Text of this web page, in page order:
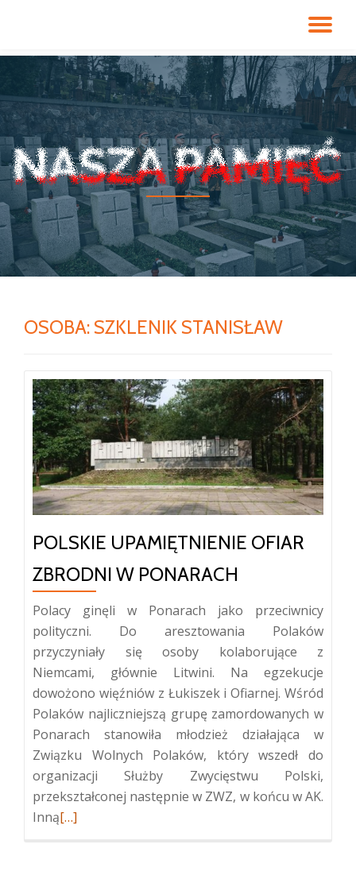
do
OSOBA: SZKLENIK STANISŁAW
POLSKIE UPAMIĘTNIENIE OFIAR
ZBRODNI W PONARACH
Polacy ginęli w Ponarach jako przeciwnicy
polityczni. Do aresztowania Polaków
przyczyniały się osoby kolaborujące z
Niemcami, głównie Litwini. Na egzekucje
dowożono więźniów z Łukiszek i Ofiarnej. Wśród
Polaków najliczniejszą grupę zamordowanych w
Ponarach stanowiła młodzież działająca w
Związku Wolnych Polaków, który wszedł do
organizacji Służby Zwycięstwu Polski,
przekształconej następnie w ZWZ, w końcu w AK.
InnąWięcej
[…]